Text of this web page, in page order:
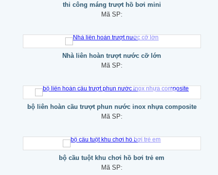
thi công máng trượt hồ bơi mini
Mã SP:
Nhà liên hoàn trượt nước cỡ lớn
Mã SP:
bộ liên hoàn cầu trượt phun nước inox nhựa composite
Mã SP:
bộ cầu tuột khu chơi hồ bơi trẻ em
Mã SP: